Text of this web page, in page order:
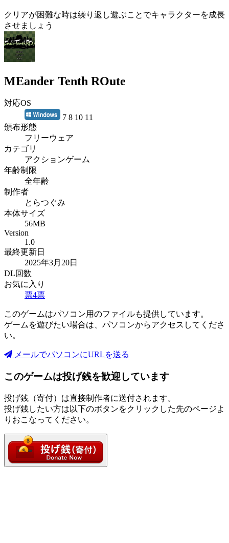
クリアが困難な時は繰り返し遊ぶことでキャラクターを成長
させましょう
MEander Tenth ROute
対応OS
7 8 10 11
頒布形態
フリーウェア
カテゴリ
アクションゲーム
年齢制限
全年齢
制作者
とらつぐみ
本体サイズ
56MB
Version
1.0
最終更新日
2025年3月20日
DL回数
お気に入り
票4票
このゲームはパソコン用のファイルも提供しています。
ゲームを遊びたい場合は、パソコンからアクセスしてくださ
い。
メールでパソコンにURLを送る
このゲームは投げ銭を歓迎しています
投げ銭（寄付）は直接制作者に送付されます。
投げ銭したい方は以下のボタンをクリックした先のページよ
りおこなってください。